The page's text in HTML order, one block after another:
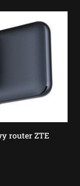
router ZTE